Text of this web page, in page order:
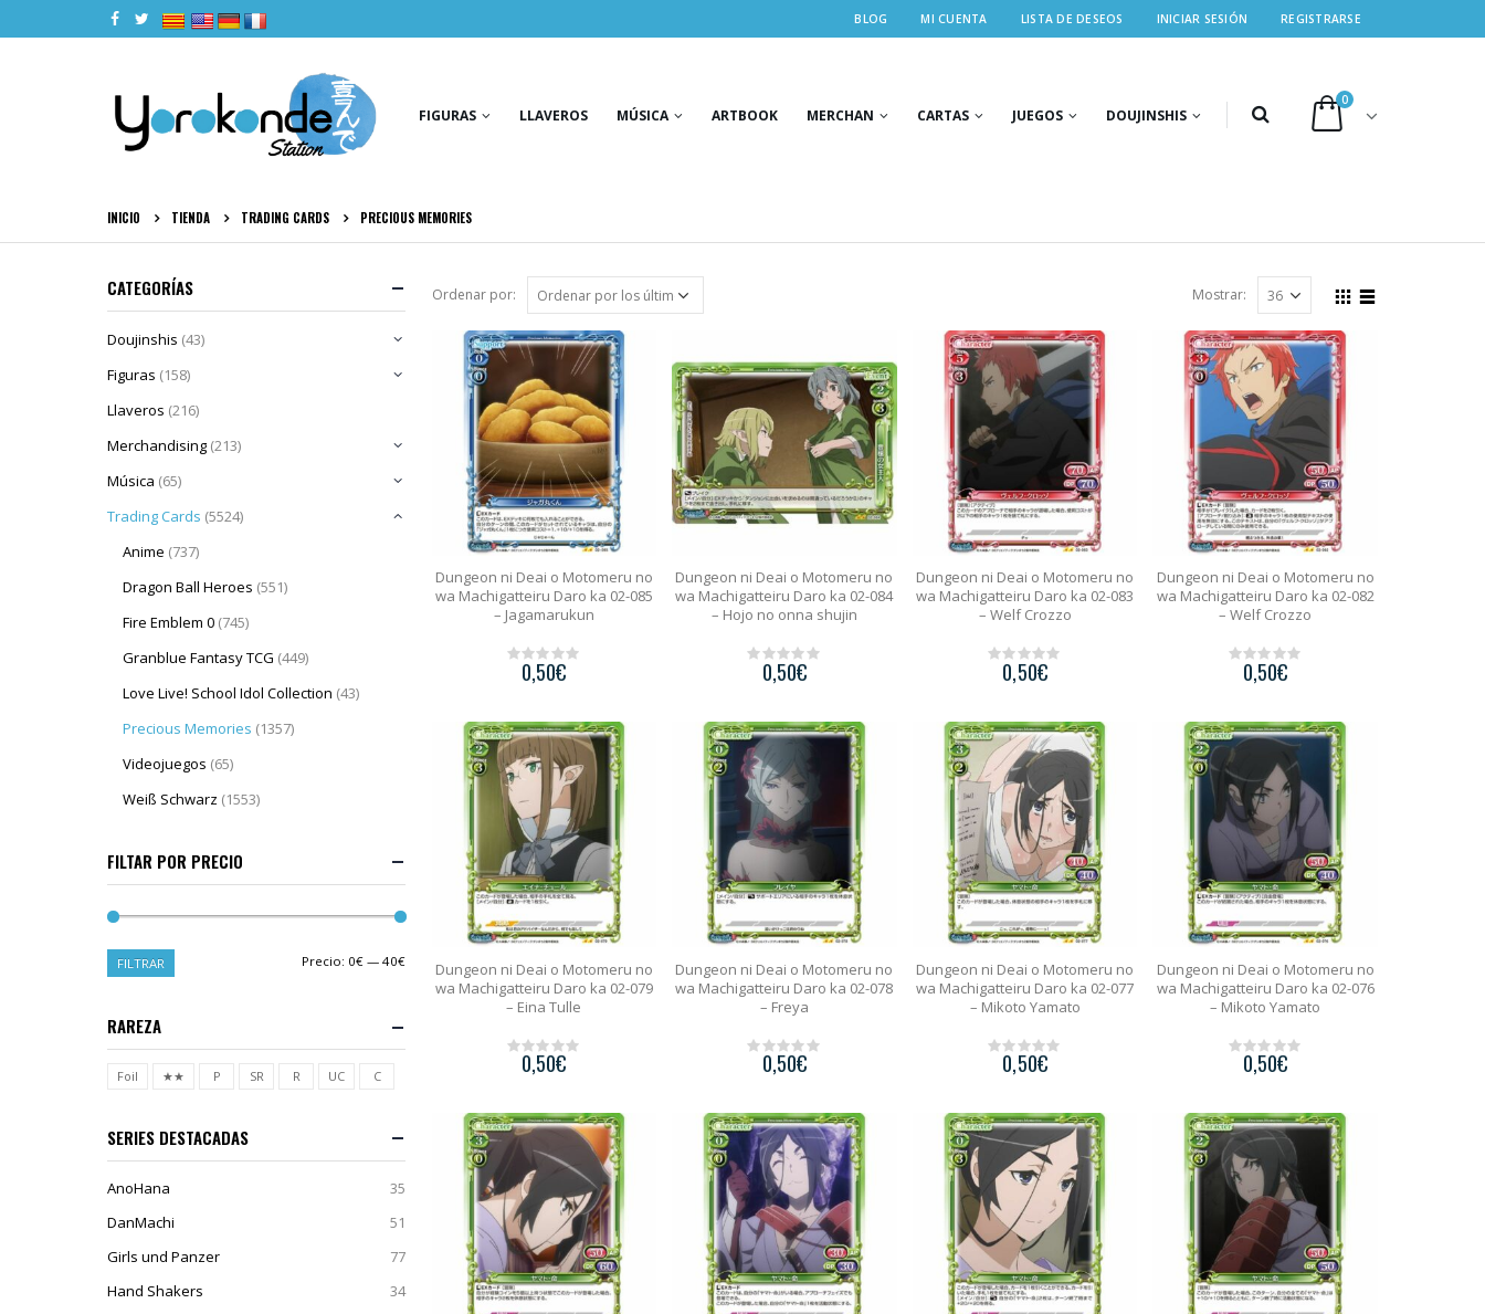
| | | | BLOG MI CUENTA LISTA DE DESEOS INICIAR SESIÓN REGISTRARSE
FIGURAS LLAVEROS MÚSICA ARTBOOK MERCHAN CARTAS JUEGOS DOUJINSHIS
0
INICIO TIENDA TRADING CARDS PRECIOUS MEMORIES
Ordenar por: Mostrar:
Dungeon ni Deai o Motomeru no
wa Machigatteiru Daro ka 02-085
– Jagamarukun
t
o
f
5
0,50€
Dungeon ni Deai o Motomeru no
wa Machigatteiru Daro ka 02-084
– Hojo no onna shujin
t
o
f
5
0,50€
Dungeon ni Deai o Motomeru no
wa Machigatteiru Daro ka 02-083
– Welf Crozzo
t
o
5
0,50€
Dungeon ni Deai o Motomeru no
wa Machigatteiru Daro ka 02-082
– Welf Crozzo
t
o
f
5
0,50€
Dungeon ni Deai o Motomeru no
wa Machigatteiru Daro ka 02-079
– Eina Tulle
t
o
f
0,50€
Dungeon ni Deai o Motomeru no
wa Machigatteiru Daro ka 02-078
– Freya
t
o
5
0,50€
Dungeon ni Deai o Motomeru no
wa Machigatteiru Daro ka 02-077
– Mikoto Yamato
t
o
f
0,50€
Dungeon ni Deai o Motomeru no
wa Machigatteiru Daro ka 02-076
– Mikoto Yamato
t
o
f
5
0,50€
CATEGORÍAS
Doujinshis (43)
Figuras (158)
Llaveros (216)
Merchandising (213)
Música (65)
Trading Cards (5524)
Anime (737)
Dragon Ball Heroes (551)
Fire Emblem 0 (745)
Granblue Fantasy TCG (449)
Love Live! School Idol Collection (43)
Precious Memories (1357)
Videojuegos (65)
Weiß Schwarz (1553)
FILTAR POR PRECIO
FILTRAR Precio: 0€— 40€
RAREZA
Foil ★★ P SR R UC C
SERIES DESTACADAS
AnoHana
35
DanMachi
51
Girls und Panzer
77
Hand Shakers
34